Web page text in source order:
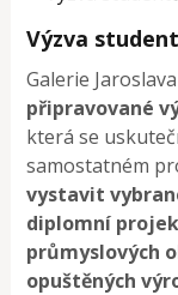
Výzva
Galerie
připravované
která se
samostatném
vystavit
diplomní
průmyslových
opuštěných